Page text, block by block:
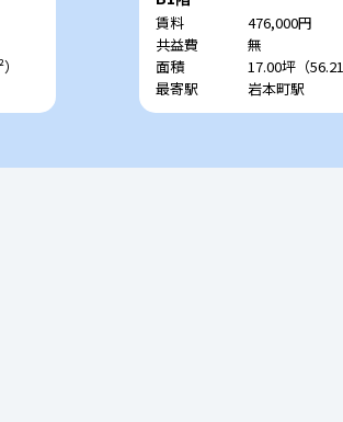
賃料
476,000円
共益費
無
面積
17.00坪（
最寄駅
岩本町駅